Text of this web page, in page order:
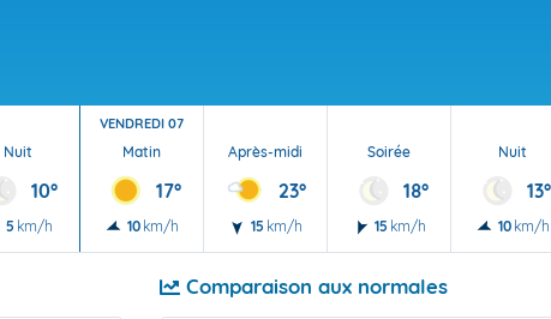
Nuit
10°
5 km/h
VENDREDI 07
Matin
17°
10 km/h
Après-midi
23°
15 km/h
Soirée
18°
15 km/h
Nuit
13°
10 km/h
Comparaison aux normales